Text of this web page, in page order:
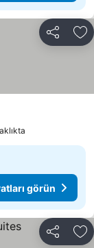
Paylaş
görün
Paylaş